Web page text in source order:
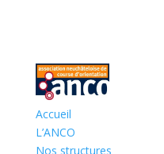
Accueil
L’ANCO
Nos structures